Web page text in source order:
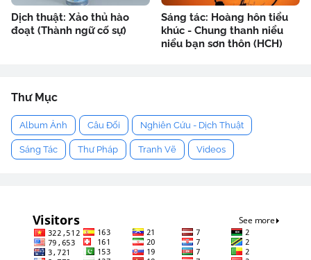
Dịch thuật: Xảo thủ hào
đoạt (Thành ngữ cố sự)
Sáng tác: Hoàng hôn tiểu
khúc - Chung thanh niểu
niểu bạn sơn thôn (HCH)
Thư Mục
Album Ảnh Câu Đối Nghiên Cứu - Dịch Thuật
Sáng Tác Thư Pháp Tranh Vẽ Videos